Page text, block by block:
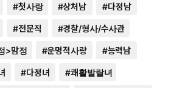
#첫사랑 #상처남 #다정남
#전문직 #경찰/형사/수사관
>맘정 #운명적사랑 #능력남
#다정녀 #쾌활발랄녀